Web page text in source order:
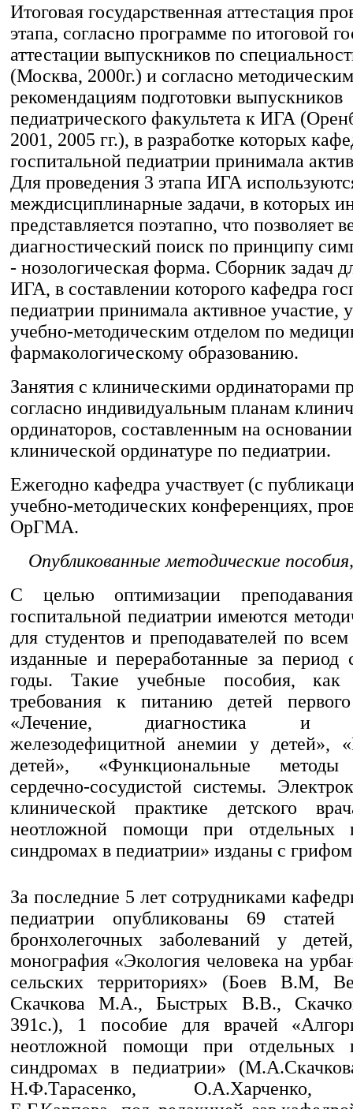
Итоговая государственная аттестация
этапа, согласно программе по итоговой
аттестации выпускников по
(Москва, 2000г.) и согласно методическим
рекомендациям подготовки выпускников
педиатрического факультета к ИГА
2001, 2005 гг.), в разработке которых
госпитальной педиатрии принимала
Для проведения 3 этапа ИГА
междисциплинарные задачи, в которых
представляется поэтапно, что позволяет
диагностический поиск по принципу
- нозологическая форма. Сборник задач
ИГА, в составлении которого кафедра
педиатрии принимала активное участие,
учебно-методическим отделом по
фармакологическому образованию.
Занятия с клиническими ординаторами
согласно индивидуальным планам
ординаторов, составленным на
клинической ординатуре по педиатрии.
Ежегодно кафедра участвует (с
учебно-методических конференциях,
ОрГМА.
Опубликованные методические
С целью оптимизации
госпитальной педиатрии имеются
для студентов и преподавателей по
изданные и переработанные за
годы. Такие учебные пособия, как
требования к питанию детей
«Лечение, диагностика и
железодефицитной анемии у детей»,
детей», «Функциональные методы
сердечно-сосудистой системы.
клинической практике детского
неотложной помощи при отдельных
синдромах в педиатрии» изданы с
За последние 5 лет сотрудниками
педиатрии опубликованы 69
бронхолегочных заболеваний у
монография «Экология человека на
сельских территориях» (Боев В.М,
Скачкова М.А., Быстрых В.В.,
391с.), 1 пособие для врачей
неотложной помощи при отдельных
синдромах в педиатрии»
Н.Ф.Тарасенко, О.А.Харченко,